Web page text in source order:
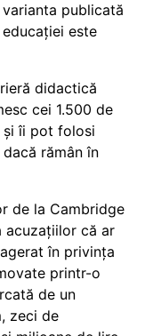
publicată
este
didactică
cei 1.500 de
și îi pot folosi
rămân în
de la Cambridge
acuzațiilor că ar
în privința
printr-o
de un
zeci de